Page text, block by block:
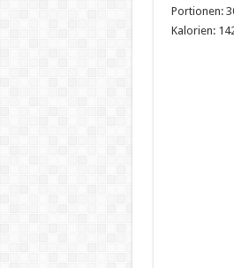
Portionen:
Kalorien: